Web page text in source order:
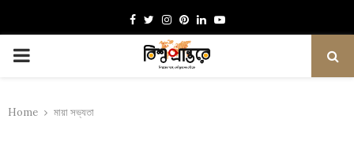
Facebook
TwitterInstagram
Pinterest
LinkedinYoutube
PRIMARY
Home মায়া সভ্যতা